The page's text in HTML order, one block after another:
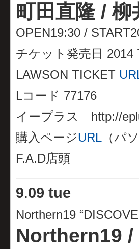
町田直隆 /
OPEN19:30 /
チケット発売日 2014
LAWSON TICKET
Lコード 77176
イープラス http://
購入ページURL （パ
F.A.D店頭
9.09 tue
Northern19
Northern19